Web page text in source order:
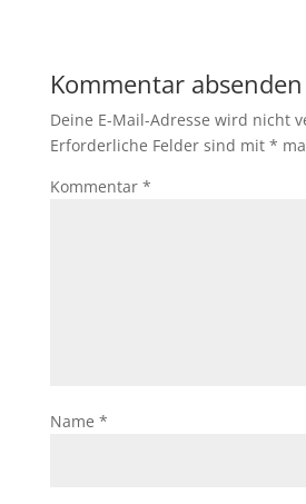
Kommentar absenden
Deine E-Mail-Adresse wird nicht
Erforderliche Felder sind mit *
Kommentar *
Name *